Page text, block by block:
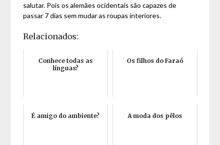
salutar. Pois os alemães ocidentais são capazes de
passar 7 dias sem mudar as roupas interiores.
Relacionados:
Conhece todas as
línguas?
Os filhos do Faraó
É amigo do ambiente? A moda dos pêlos